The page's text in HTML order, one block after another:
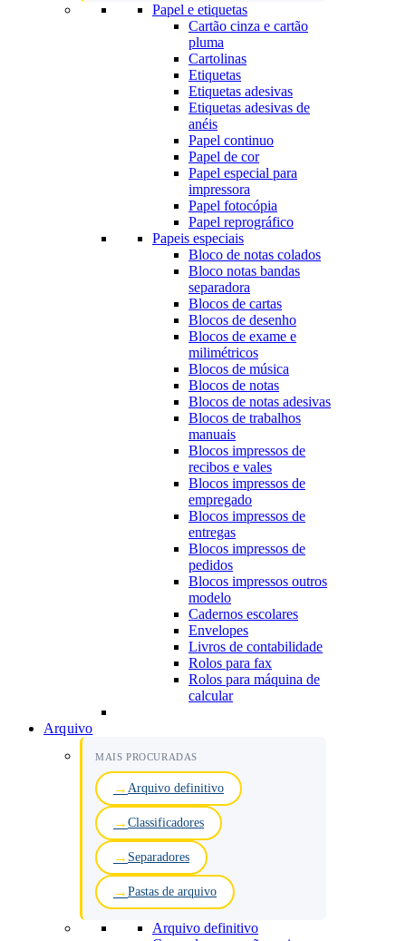
Papel e etiquetas
Cartão cinza e cartão
pluma
Cartolinas
Etiquetas
Etiquetas adesivas
Etiquetas adesivas de
anéis
Papel continuo
Papel de cor
Papel especial para
impressora
Papel fotocópia
Papel reprográfico
Papeis especiais
Bloco de notas colados
Bloco notas bandas
separadora
Blocos de cartas
Blocos de desenho
Blocos de exame e
milimétricos
Blocos de música
Blocos de notas
Blocos de notas adesivas
Blocos de trabalhos
manuais
Blocos impressos de
recibos e vales
Blocos impressos de
empregado
Blocos impressos de
entregas
Blocos impressos de
pedidos
Blocos impressos outros
modelo
Cadernos escolares
Envelopes
Livros de contabilidade
Rolos para fax
Rolos para máquina de
calcular
Arquivo
MAIS PROCURADAS
Arquivo definitivo
Classificadores
Separadores
Pastas de arquivo
Arquivo definitivo